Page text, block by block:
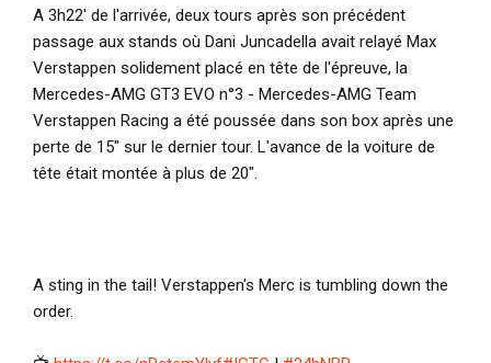
A 3h22' de l'arrivée, deux tours après son précédent
passage aux stands où Dani Juncadella avait relayé Max
Verstappen solidement placé en tête de l'épreuve, la
Mercedes-AMG GT3 EVO n°3 - Mercedes-AMG Team
Verstappen Racing a été poussée dans son box après une
perte de 15" sur le dernier tour. L'avance de la voiture de
tête était montée à plus de 20".
A sting in the tail! Verstappen's Merc is tumbling down the
order.